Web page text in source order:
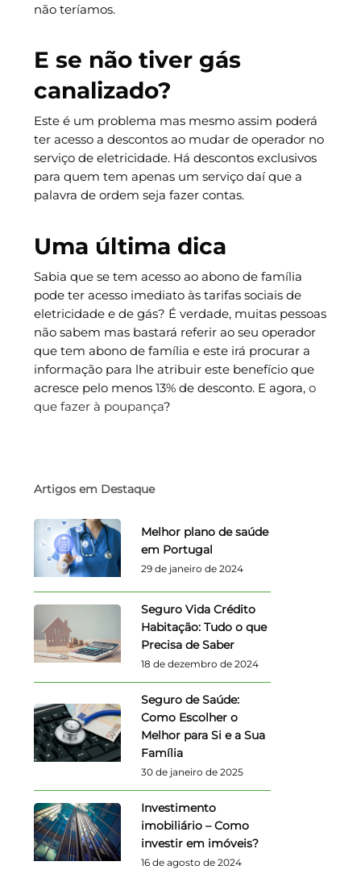
não teríamos.
E se não tiver gás
canalizado?
Este é um problema mas mesmo assim poderá
ter acesso a descontos ao mudar de operador no
serviço de eletricidade. Há descontos exclusivos
para quem tem apenas um serviço daí que a
palavra de ordem seja fazer contas.
Uma última dica
Sabia que se tem acesso ao abono de família
pode ter acesso imediato às tarifas sociais de
eletricidade e de gás? É verdade, muitas pessoas
não sabem mas bastará referir ao seu operador
que tem abono de família e este irá procurar a
informação para lhe atribuir este benefício que
acresce pelo menos 13% de desconto. E agora, o
que fazer à poupança?
Artigos em Destaque
Melhor plano de saúde
em Portugal
29 de janeiro de 2024
Seguro Vida Crédito
Habitação: Tudo o que
Precisa de Saber
18 de dezembro de 2024
Seguro de Saúde:
Como Escolher o
Melhor para Si e a Sua
Família
30 de janeiro de 2025
Investimento
imobiliário – Como
investir em imóveis?
16 de agosto de 2024